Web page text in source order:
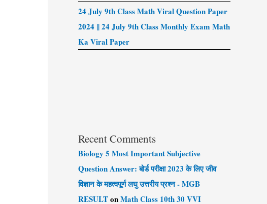
24 July 9th Class Math Viral Question Paper
2024 || 24 July 9th Class Monthly Exam Math
Ka Viral Paper
Recent Comments
Biology 5 Most Important Subjective
Question Answer: बोर्ड परीक्षा 2023 के लिए जीव
विज्ञान के महत्वपूर्ण लघु उत्तरीय प्रश्न - MGB
RESULTonMath Class 10th 30 VVI